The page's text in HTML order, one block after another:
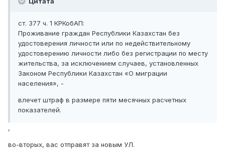
ст. 377 ч. 1 КРКобАП:
Проживание граждан Республики Казахстан без
удостоверения личности или по недействительному
удостоверению личности либо без регистрации по месту
жительства, за исключением случаев, установленных
Законом Республики Казахстан «О миграции
населения», -
влечет штраф в размере пяти месячных расчетных
показателей.
,
во-вторых, вас отправят за новым УЛ.